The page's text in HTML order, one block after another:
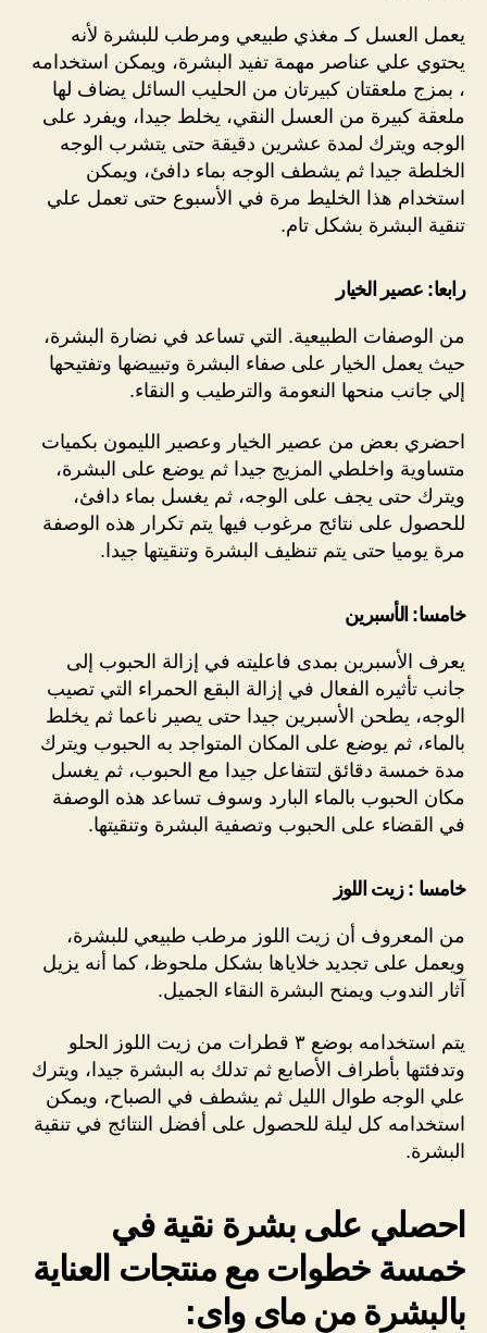
يعمل العسل كـ مغذي طبيعي ومرطب للبشرة لأنه
يحتوي علي عناصر مهمة تفيد البشرة، ويمكن استخدامه
، بمزج ملعقتان كبيرتان من الحليب السائل يضاف لها
ملعقة كبيرة من العسل النقي، يخلط جيدا، ويفرد على
الوجه ويترك لمدة عشرين دقيقة حتى يتشرب الوجه
الخلطة جيدا ثم يشطف الوجه بماء دافئ، ويمكن
استخدام هذا الخليط مرة في الأسبوع حتى تعمل علي
تنقية البشرة بشكل تام.
رابعا: عصير الخيار
من الوصفات الطبيعية. التي تساعد في نضارة البشرة،
حيث يعمل الخيار على صفاء البشرة وتبييضها وتفتيحها
إلي جانب منحها النعومة والترطيب و النقاء.
احضري بعض من عصير الخيار وعصير الليمون بكميات
متساوية واخلطي المزيج جيدا ثم يوضع على البشرة،
ويترك حتى يجف على الوجه، ثم يغسل بماء دافئ،
للحصول على نتائج مرغوب فيها يتم تكرار هذه الوصفة
مرة يوميا حتى يتم تنظيف البشرة وتنقيتها جيدا.‏‎ ‎
خامسا: الأسبرين
يعرف الأسبرين بمدى فاعليته في إزالة الحبوب إلى
جانب تأثيره الفعال في إزالة البقع الحمراء التي تصيب
الوجه، يطحن الأسبرين جيدا حتى يصير ناعما ثم يخلط
بالماء، ثم يوضع على المكان المتواجد به الحبوب ويترك
مدة خمسة دقائق لتتفاعل جيدا مع الحبوب، ثم يغسل
مكان الحبوب بالماء البارد وسوف تساعد هذه الوصفة
في القضاء على الحبوب وتصفية البشرة وتنقيتها.
خامسا : زيت اللوز
من المعروف أن زيت اللوز مرطب طبيعي للبشرة،
ويعمل على تجديد خلاياها بشكل ملحوظ، كما أنه يزيل
آثار الندوب ويمنح البشرة النقاء الجميل.
يتم استخدامه بوضع ٣ قطرات من زيت اللوز الحلو
وتدفئتها بأطراف الأصابع ثم تدلك به البشرة جيدا، ويترك
علي الوجه طوال الليل ثم يشطف في الصباح، ويمكن
استخدامه كل ليلة للحصول على أفضل النتائج في تنقية
البشرة.
احصلي على بشرة نقية في
خمسة خطوات مع منتجات العناية
بالبشرة من ماى واى: